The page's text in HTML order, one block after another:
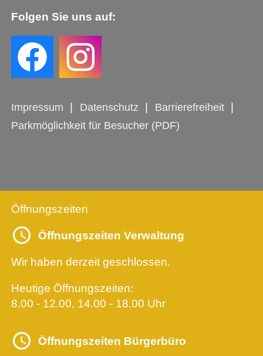
Folgen Sie uns auf:
Impressum Datenschutz
Barrierefreiheit
Parkmöglichkeit für Besucher (PDF)
Öffnungszeiten
Öffnungszeiten Verwaltung
Wir haben derzeit geschlossen.
Heutige Öffnungszeiten:
8.00 - 12.00, 14.00 - 18.00 Uhr
Öffnungszeiten Bürgerbüro